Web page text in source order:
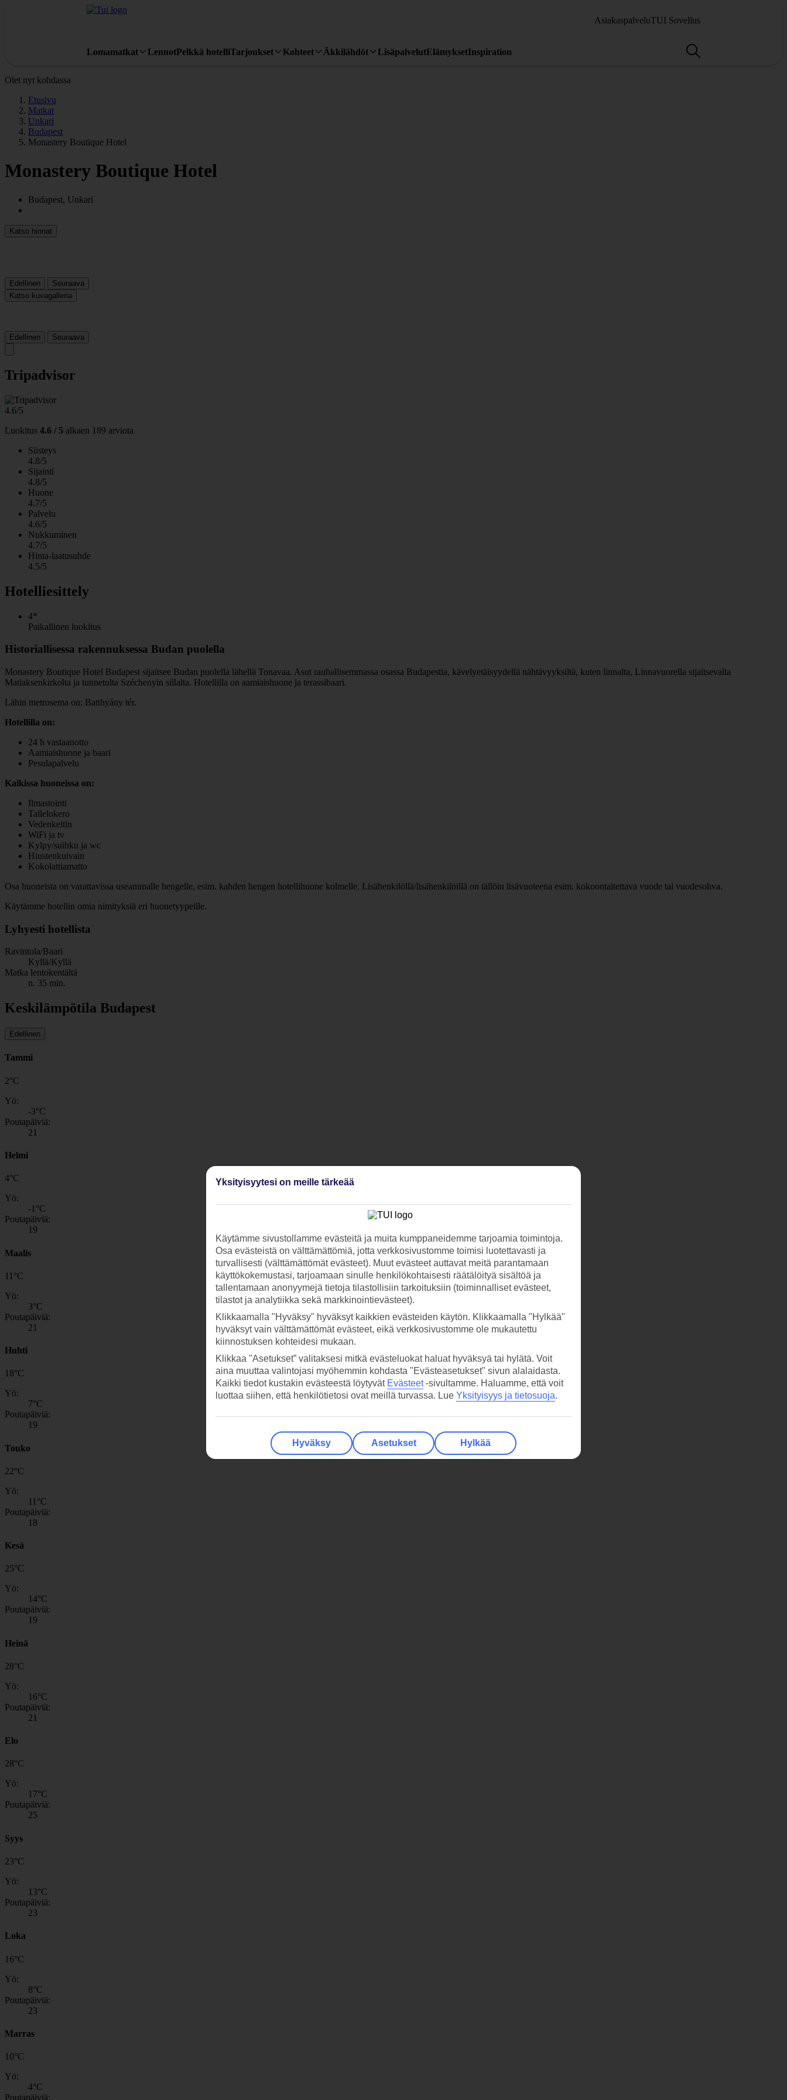
AsiakaspalveluTUI Sovellus
Lomamatkat LennotPelkkä hotelliTarjoukset Kohteet Äkkilähdöt LisäpalvelutElämyksetInspiration
Olet nyt kohdassa
Etusivu
Matkat
Unkari
Budapest
Monastery Boutique Hotel
Monastery Boutique Hotel
Budapest, Unkari
Katso hinnat
Edellinen
Seuraava
Katso kuvagalleria
Edellinen Seuraava
Tripadvisor
4.6/5
Luokitus 4.6 / 5 alkaen 189 arviota
Siisteys
4.8/5
Sijainti
4.8/5
Huone
4.7/5
Palvelu
4.6/5
Nukkuminen
4.7/5
Hinta-laatusuhde
4.5/5
Hotelliesittely
4*
Paikallinen luokitus
Historiallisessa rakennuksessa Budan puolella
Monastery Boutique Hotel Budapest sijaitsee Budan puolella lähellä Tonavaa. Asut rauhallisemmassa osassa Budapestia, kävelyetäisyydellä nähtävyyksiltä, kuten linnalta, Linnavuorella sijaitsevalta
Matiaksenkirkolta ja tunnetulta Széchenyin sillalta. Hotellilla on aamiaishuone ja terassibaari.
Lähin metrosema on: Batthyány tér.
Hotellilla on:
24 h vastaanotto
Aamiaishuone ja baari
Pesulapalvelu
Kaikissa huoneissa on:
Ilmastointi
Tallelokero
Vedenkeitin
WiFi ja tv
Kylpy/suihku ja wc
Hiustenkuivain
Kokolattiamatto
Osa huoneista on varattavissa useammalle hengelle, esim. kahden hengen hotellihuone kolmelle. Lisähenkilöllä/lisähenkilöillä on tällöin lisävuoteena esim. kokoontaitettava vuode tai vuodesohva.
Käytämme hotellin omia nimityksiä eri huonetyypeille.
Lyhyesti hotellista
Ravintola/Baari
Kyllä/Kyllä
Matka lentokentältä
n. 35 min.
Keskilämpötila Budapest
Edellinen
Tammi
2°C
Yö:
-3°C
Poutapäiviä:
21
Helmi
4°C
Yö:
-1 °C
Poutapäiviä:
19
Maalis
11 °C
Yö:
3°C
Poutapäiviä:
21
Huhti
18°C
Yö:
7°C
Poutapäiviä:
19
Touko
22°C
Yö:
11 °C
Poutapäiviä:
18
Kesä
25°C
Yö:
14°C
Poutapäiviä:
19
Heinä
28°C
Yö:
16°C
Poutapäiviä:
21
Elo
28°C
Yö:
17°C
Poutapäiviä:
25
Syys
23°C
Yö:
13°C
Poutapäiviä:
23
Loka
16°C
Yö:
8°C
Poutapäiviä:
23
Marras
10°C
Yö:
4°C
Poutapäiviä:
Yksityisyytesi on meille tärkeää
Käytämme sivustollamme evästeitä ja muita kumppaneidemme tarjoamia toimintoja.
Osa evästeistä on välttämättömiä, jotta verkkosivustomme toimisi luotettavasti ja
turvallisesti (välttämättömät evästeet). Muut evästeet auttavat meitä parantamaan
käyttökokemustasi, tarjoamaan sinulle henkilökohtaisesti räätälöityä sisältöä ja
tallentamaan anonyymejä tietoja tilastollisiin tarkoituksiin (toiminnalliset evästeet,
tilastot ja analytiikka sekä markkinointievästeet).
Klikkaamalla "Hyväksy" hyväksyt kaikkien evästeiden käytön. Klikkaamalla "Hylkää"
hyväksyt vain välttämättömät evästeet, eikä verkkosivustomme ole mukautettu
kiinnostuksen kohteidesi mukaan.
Klikkaa "Asetukset” valitaksesi mitkä evästeluokat haluat hyväksyä tai hylätä. Voit
aina muuttaa valintojasi myöhemmin kohdasta "Evästeasetukset" sivun alalaidasta.
Kaikki tiedot kustakin evästeestä löytyvät Evästeet-sivultamme. Haluamme, että voit
luottaa siihen, että henkilötietosi ovat meillä turvassa. Lue Yksityisyys ja tietosuoja.
Hyväksy Asetukset Hylkää